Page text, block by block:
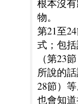
根本沒
物。
第21至
式；包
（第23
所說的
28節）
也會知